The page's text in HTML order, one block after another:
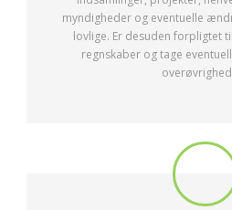
myndigheder og eventuelle
lovlige. Er desuden forpligtet
regnskaber og tage